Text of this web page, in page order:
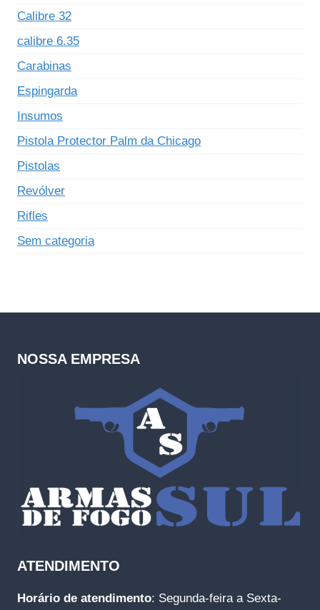
Calibre 32
calibre 6.35
Carabinas
Espingarda
Insumos
Pistola Protector Palm da Chicago
Pistolas
Revólver
Rifles
Sem categoria
NOSSA EMPRESA
ATENDIMENTO
Horário de atendimento: Segunda-feira a Sexta-